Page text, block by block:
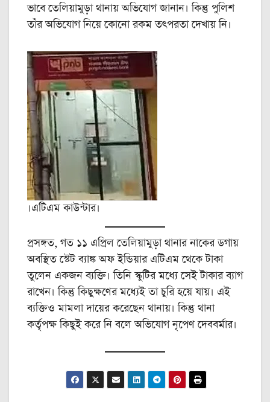
ভাবে তেলিয়ামুড়া থানায় অভিযোগ জানান। কিন্তু পুলিশ
তাঁর অভিযোগ নিয়ে কোনো রকম তৎপরতা দেখায় নি।
।এটিএম কাউন্টার।
প্রসঙ্গত, গত ১১ এপ্রিল তেলিয়ামুড়া থানার নাকের ডগায়
অবস্থিত স্টেট ব্যাঙ্ক অফ ইন্ডিয়ার এটিএম থেকে টাকা
তুলেন একজন ব্যক্তি। তিনি স্কুটির মধ্যে সেই টাকার ব্যাগ
রাখেন। কিন্তু কিছুক্ষণের মধ্যেই তা চুরি হয়ে যায়। এই
ব্যক্তিও মামলা দায়ের করেছেন থানায়। কিন্তু থানা
কর্তৃপক্ষ কিছুই করে নি বলে অভিযোগ নৃপেণ দেববর্মার।